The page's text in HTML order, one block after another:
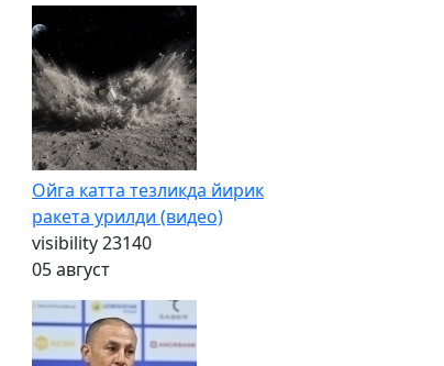
Ойга катта тезликда йирик
ракета урилди (видео)
visibility23140
05 август